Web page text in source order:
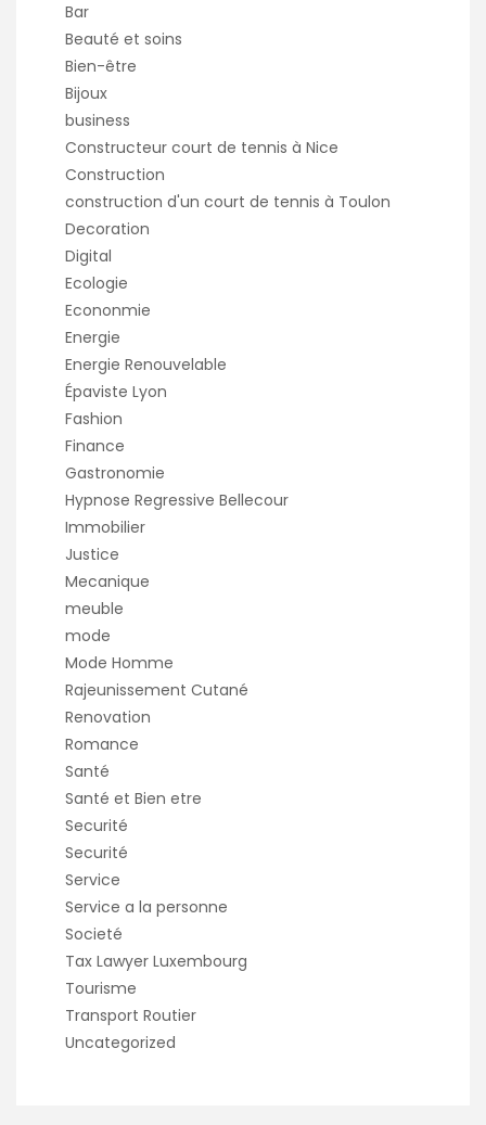
Bar
Beauté et soins
Bien-être
Bijoux
business
Constructeur court de tennis à Nice
Construction
construction d'un court de tennis à Toulon
Decoration
Digital
Ecologie
Econonmie
Energie
Energie Renouvelable
Épaviste Lyon
Fashion
Finance
Gastronomie
Hypnose Regressive Bellecour
Immobilier
Justice
Mecanique
meuble
mode
Mode Homme
Rajeunissement Cutané
Renovation
Romance
Santé
Santé et Bien etre
Securité
Securité
Service
Service a la personne
Societé
Tax Lawyer Luxembourg
Tourisme
Transport Routier
Uncategorized